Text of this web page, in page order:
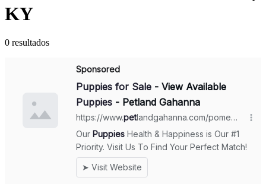
KY
0 resultados